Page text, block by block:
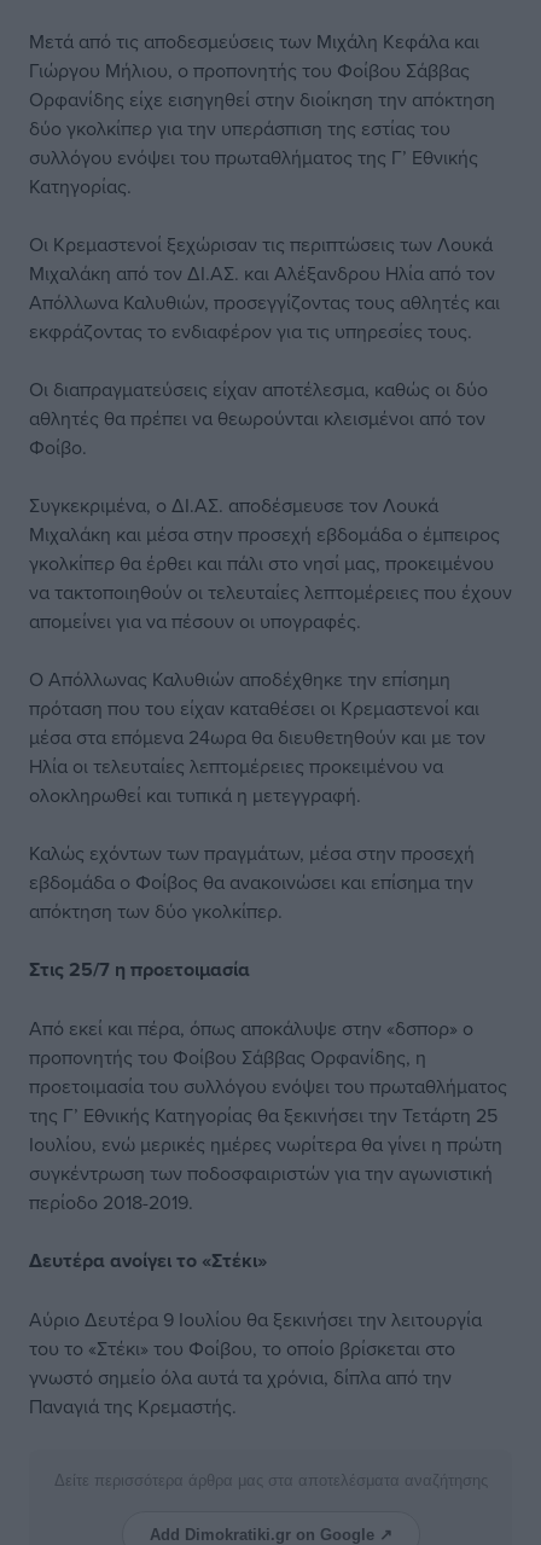
Μετά από τις αποδεσμεύσεις των Μιχάλη Κεφάλα και
Γιώργου Μήλιου, ο προπονητής του Φοίβου Σάββας
Ορφανίδης είχε εισηγηθεί στην διοίκηση την απόκτηση
δύο γκολκίπερ για την υπεράσπιση της εστίας του
συλλόγου ενόψει του πρωταθλήματος της Γ’ Εθνικής
Κατηγορίας.
Οι Κρεμαστενοί ξεχώρισαν τις περιπτώσεις των Λουκά
Μιχαλάκη από τον ΔΙ.ΑΣ. και Αλέξανδρου Ηλία από τον
Απόλλωνα Καλυθιών, προσεγγίζοντας τους αθλητές και
εκφράζοντας το ενδιαφέρον για τις υπηρεσίες τους.
Οι διαπραγματεύσεις είχαν αποτέλεσμα, καθώς οι δύο
αθλητές θα πρέπει να θεωρούνται κλεισμένοι από τον
Φοίβο.
Συγκεκριμένα, ο ΔΙ.ΑΣ. αποδέσμευσε τον Λουκά
Μιχαλάκη και μέσα στην προσεχή εβδομάδα ο έμπειρος
γκολκίπερ θα έρθει και πάλι στο νησί μας, προκειμένου
να τακτοποιηθούν οι τελευταίες λεπτομέρειες που έχουν
απομείνει για να πέσουν οι υπογραφές.
Ο Απόλλωνας Καλυθιών αποδέχθηκε την επίσημη
πρόταση που του είχαν καταθέσει οι Κρεμαστενοί και
μέσα στα επόμενα 24ωρα θα διευθετηθούν και με τον
Ηλία οι τελευταίες λεπτομέρειες προκειμένου να
ολοκληρωθεί και τυπικά η μετεγγραφή.
Καλώς εχόντων των πραγμάτων, μέσα στην προσεχή
εβδομάδα ο Φοίβος θα ανακοινώσει και επίσημα την
απόκτηση των δύο γκολκίπερ.
Στις 25/7 η προετοιμασία
Από εκεί και πέρα, όπως αποκάλυψε στην «δσπορ» ο
προπονητής του Φοίβου Σάββας Ορφανίδης, η
προετοιμασία του συλλόγου ενόψει του πρωταθλήματος
της Γ’ Εθνικής Κατηγορίας θα ξεκινήσει την Τετάρτη 25
Ιουλίου, ενώ μερικές ημέρες νωρίτερα θα γίνει η πρώτη
συγκέντρωση των ποδοσφαιριστών για την αγωνιστική
περίοδο 2018-2019.
Δευτέρα ανοίγει το «Στέκι»
Αύριο Δευτέρα 9 Ιουλίου θα ξεκινήσει την λειτουργία
του το «Στέκι» του Φοίβου, το οποίο βρίσκεται στο
γνωστό σημείο όλα αυτά τα χρόνια, δίπλα από την
Παναγιά της Κρεμαστής.
Δείτε περισσότερα άρθρα μας στα αποτελέσματα αναζήτησης
Add Dimokratiki.gr on Google ↗